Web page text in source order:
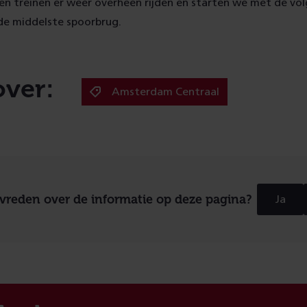
treinen er weer overheen rijden en starten we met de
middelste spoorbrug.
Amsterdam Centraal
over de informatie op deze pagina? Ja